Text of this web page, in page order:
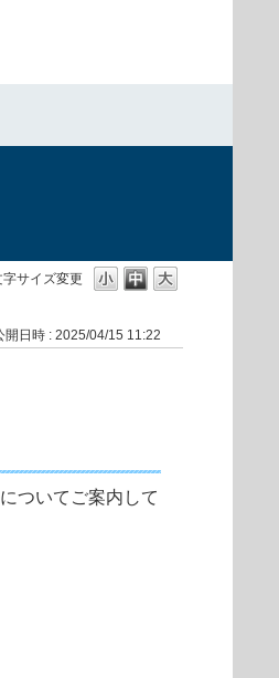
字サイズ変更
開日時 : 2025/04/15 11:22
ついてご案内して